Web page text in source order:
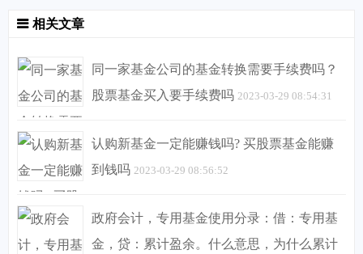
相关文章
同一家基金公司的基金转换需要手续费吗？
股票基金买入要手续费吗 2023-03-29 08:54:31
认购新基金一定能赚钱吗? 买股票基金能赚
到钱吗 2023-03-29 08:56:52
政府会计，专用基金使用分录：借：专用基
金，贷：累计盈余。什么意思，为什么累计